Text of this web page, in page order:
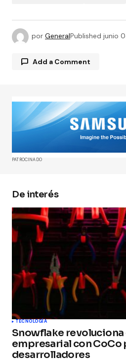
por GeneralPublished junio
Add a Comment
Tu dirección de correo
publicada.Los campos
marcados con*
Comment*
Your Name*
Your E-mail
Guarda mi nombre,
este navegador para la
comente.
Submit Comment
PATROCINADO
De interés
TECNOLOGÍA
Snowflake
empresarial con CoCo
desarrolladores